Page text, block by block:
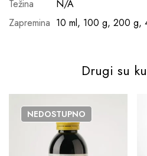
Težina
N/A
Zapremina 10 ml, 100 g, 200
Drugi su
NEDOSTUPNO